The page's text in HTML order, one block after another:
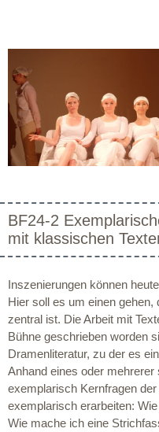
BF24-2
mit klassischen
Inszenierungen können
Hier soll es um einen
zentral ist. Die Arbeit mit
Bühne geschrieben worden
Dramenliteratur, zu der es
Anhand eines oder
exemplarisch Kernfragen
exemplarisch erarbeiten:
Wie mache ich eine